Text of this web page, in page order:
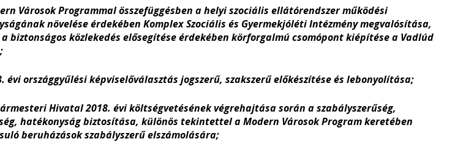
Városok Programmal összefüggésben a helyi szociális ellátórendszer működési
növelése érdekében Komplex Szociális és Gyermekjóléti Intézmény megvalósítása,
biztonságos közlekedés elősegítése érdekében körforgalmú csomópont kiépítése a Vadlúd
évi országgyűlési képviselőválasztás jogszerű, szakszerű előkészítése és lebonyolítása;
Hivatal 2018. évi költségvetésének végrehajtása során a szabályszerűség,
hatékonyság biztosítása, különös tekintettel a Modern Városok Program keretében
beruházások szabályszerű elszámolására;